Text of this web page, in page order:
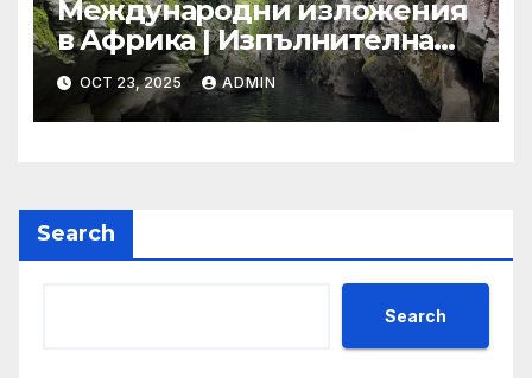
Международни изложения
в Африка | Изпълнителна
агенция за насърчаване на
малките и средните
предприятия
OCT 23, 2025 ADMIN
Search
Search